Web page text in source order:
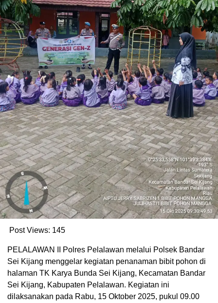
Post Views: 145
PELALAWAN II Polres Pelalawan melalui Polsek Bandar
Sei Kijang menggelar kegiatan penanaman bibit pohon di
halaman TK Karya Bunda Sei Kijang, Kecamatan Bandar
Sei Kijang, Kabupaten Pelalawan. Kegiatan ini
dilaksanakan pada Rabu, 15 Oktober 2025, pukul 09.00